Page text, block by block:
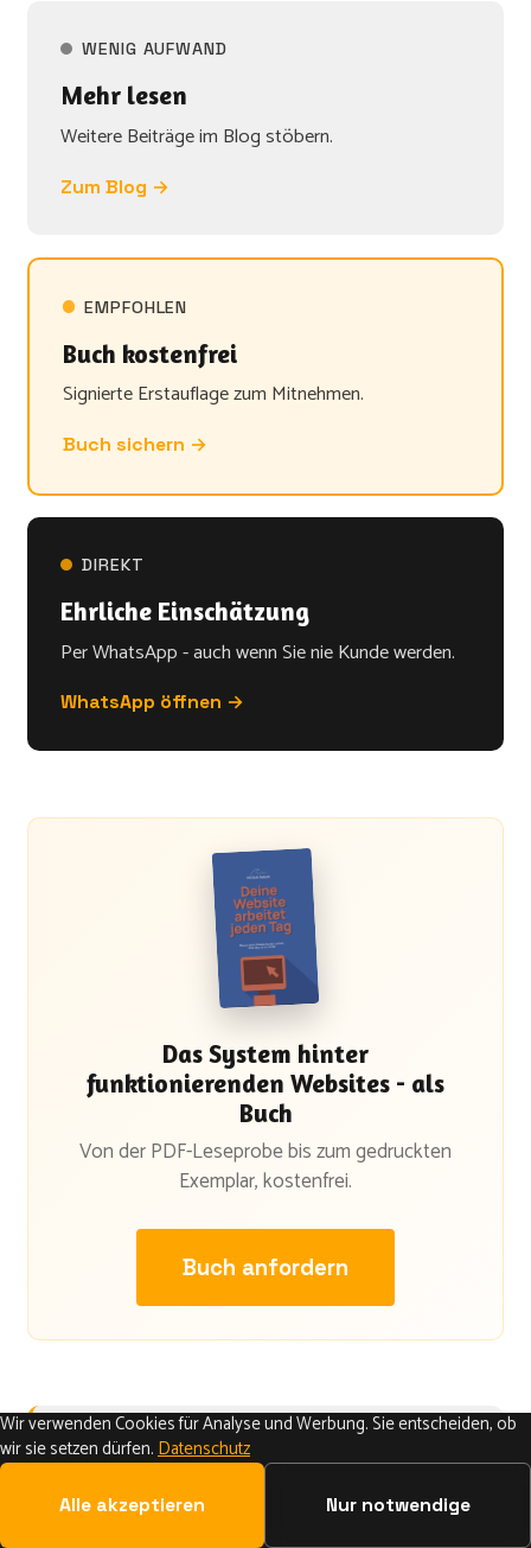
WENIG AUFWAND
Mehr lesen
Weitere Beiträge im Blog stöbern.
Zum Blog →
EMPFOHLEN
Buch kostenfrei
Signierte Erstauflage zum Mitnehmen.
Buch sichern →
DIREKT
Ehrliche Einschätzung
Per WhatsApp - auch wenn Sie nie Kunde werden.
WhatsApp öffnen →
Das System hinter
funktionierenden Websites - als
Buch
Von der PDF-Leseprobe bis zum gedruckten
Exemplar, kostenfrei.
Buch anfordern
Wir verwenden Cookies für Analyse und Werbung. Sie entscheiden, ob
wir sie setzen dürfen.Datenschutz
Alle akzeptieren Nur notwendige